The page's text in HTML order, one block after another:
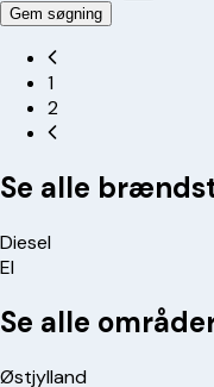
Gem søgning
1
2
Se alle
Diesel
El
Se alle
Østjylland